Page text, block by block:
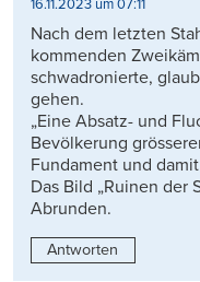
16.11.2023 um 07:11
Nach dem letzten
kommenden
schwadronierte,
gehen.
„Eine Absatz- und
Bevölkerung
Fundament und
Das Bild „Ruinen der
Abrunden.
Antworten